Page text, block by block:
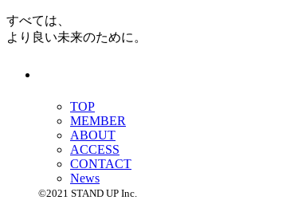
すべては、
より良い未来のために。
TOP
MEMBER
ABOUT
ACCESS
CONTACT
News
©2021 STAND UP Inc.